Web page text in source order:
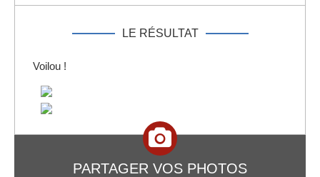
LE RÉSULTAT
Voilou !
PARTAGER VOS PHOTOS